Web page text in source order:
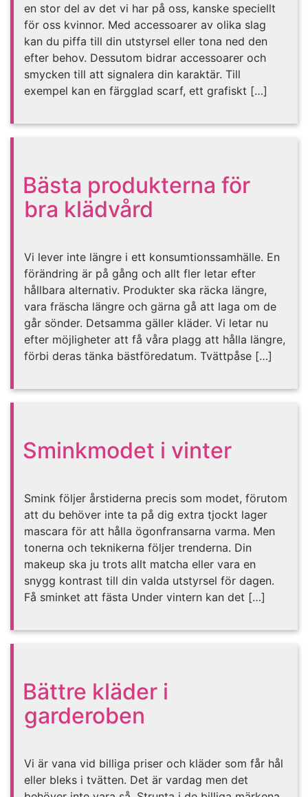
en stor del av det vi har på oss, kanske speciellt
för oss kvinnor. Med accessoarer av olika slag
kan du piffa till din utstyrsel eller tona ned den
efter behov. Dessutom bidrar accessoarer och
smycken till att signalera din karaktär. Till
exempel kan en färgglad scarf, ett grafiskt […]
Bästa produkterna för
bra klädvård
Vi lever inte längre i ett konsumtionssamhälle. En
förändring är på gång och allt fler letar efter
hållbara alternativ. Produkter ska räcka längre,
vara fräscha längre och gärna gå att laga om de
går sönder. Detsamma gäller kläder. Vi letar nu
efter möjligheter att få våra plagg att hålla längre,
förbi deras tänka bästföredatum. Tvättpåse […]
Sminkmodet i vinter
Smink följer årstiderna precis som modet, förutom
att du behöver inte ta på dig extra tjockt lager
mascara för att hålla ögonfransarna varma. Men
tonerna och teknikerna följer trenderna. Din
makeup ska ju trots allt matcha eller vara en
snygg kontrast till din valda utstyrsel för dagen.
Få sminket att fästa Under vintern kan det […]
Bättre kläder i
garderoben
Vi är vana vid billiga priser och kläder som får hål
eller bleks i tvätten. Det är vardag men det